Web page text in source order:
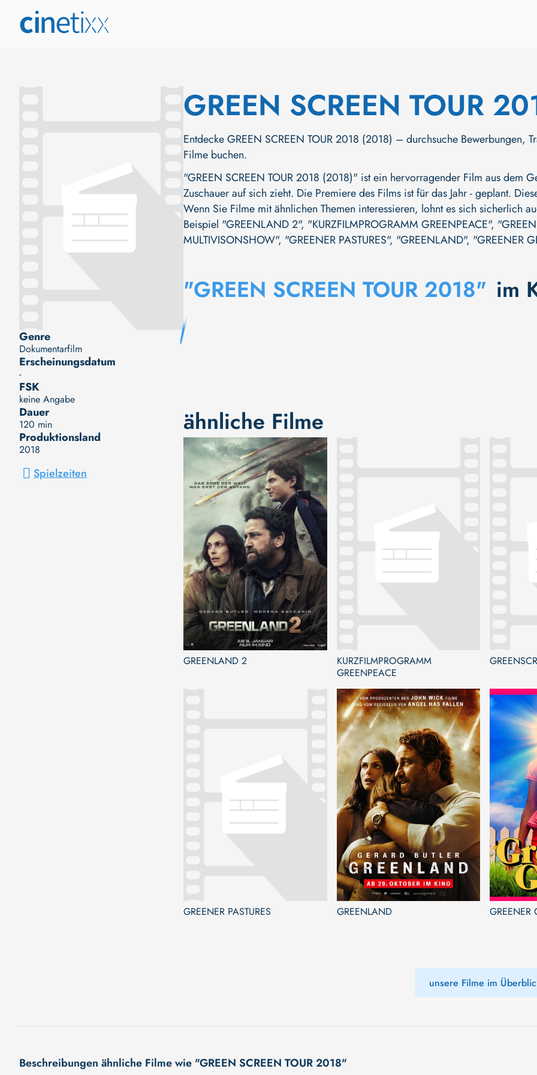
Genre
Dokumentarfilm
Erscheinungsdatum
-
FSK
keine Angabe
Dauer
120 min
Produktionsland
2018
Spielzeiten
GREEN SCREEN TOUR
Entdecke GREEN SCREEN TOUR 2018 (2018) – durchsuche Bewerbungen,
Filme buchen.
"GREEN SCREEN TOUR 2018 (2018)" ist ein hervorragender Film aus dem
Zuschauer auf sich zieht. Die Premiere des Films ist für das Jahr - geplant.
Wenn Sie Filme mit ähnlichen Themen interessieren, lohnt es sich sicherlich
Beispiel "GREENLAND 2", "KURZFILMPROGRAMM GREENPEACE",
MULTIVISONSHOW", "GREENER PASTURES", "GREENLAND", "GREENER
"GREEN SCREEN TOUR 2018" im
ähnliche Filme
GREENLAND 2
KURZFILMPROGRAMM
GREENPEACE
GREENER PASTURES GREENLAND GREENER
unsere Filme im
Beschreibungen ähnliche Filme wie "GREEN SCREEN TOUR 2018"